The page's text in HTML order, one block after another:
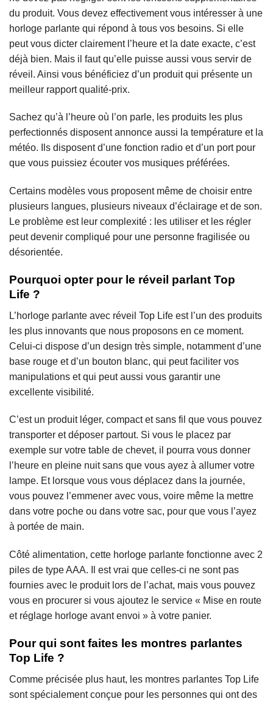
du produit. Vous devez effectivement vous intéresser à une
horloge parlante qui répond à tous vos besoins. Si elle
peut vous dicter clairement l’heure et la date exacte, c’est
déjà bien. Mais il faut qu’elle puisse aussi vous servir de
réveil. Ainsi vous bénéficiez d’un produit qui présente un
meilleur rapport qualité-prix.
Sachez qu’à l’heure où l’on parle, les produits les plus
perfectionnés disposent annonce aussi la température et la
météo. Ils disposent d’une fonction radio et d’un port pour
que vous puissiez écouter vos musiques préférées.
Certains modèles vous proposent même de choisir entre
plusieurs langues, plusieurs niveaux d’éclairage et de son.
Le problème est leur complexité : les utiliser et les régler
peut devenir compliqué pour une personne fragilisée ou
désorientée.
Pourquoi opter pour le réveil parlant Top
Life ?
L’horloge parlante avec réveil Top Life est l’un des produits
les plus innovants que nous proposons en ce moment.
Celui-ci dispose d’un design très simple, notamment d’une
base rouge et d’un bouton blanc, qui peut faciliter vos
manipulations et qui peut aussi vous garantir une
excellente visibilité.
C’est un produit léger, compact et sans fil que vous pouvez
transporter et déposer partout. Si vous le placez par
exemple sur votre table de chevet, il pourra vous donner
l’heure en pleine nuit sans que vous ayez à allumer votre
lampe. Et lorsque vous vous déplacez dans la journée,
vous pouvez l’emmener avec vous, voire même la mettre
dans votre poche ou dans votre sac, pour que vous l’ayez
à portée de main.
Côté alimentation, cette horloge parlante fonctionne avec 2
piles de type AAA. Il est vrai que celles-ci ne sont pas
fournies avec le produit lors de l’achat, mais vous pouvez
vous en procurer si vous ajoutez le service « Mise en route
et réglage horloge avant envoi » à votre panier.
Pour qui sont faites les montres parlantes
Top Life ?
Comme précisée plus haut, les montres parlantes Top Life
sont spécialement conçue pour les personnes qui ont des